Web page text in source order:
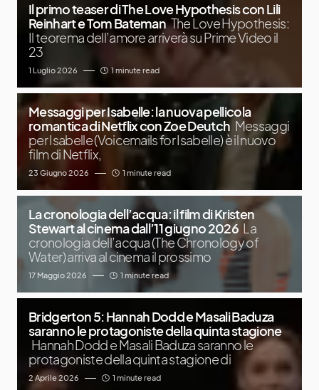
Il primo teaser di The Love Hypothesis con Lili
Reinhart e Tom Bateman The Love Hypothesis:
Il teorema dell’amore arriverà su Prime Video il
23
1 Luglio 2026 1 minute read
Messaggi per Isabelle: la nuova pellicola
romantica di Netflix con Zoe Deutch Messaggi
per Isabelle (Voicemails for Isabelle) è il nuovo
film di Netflix,
23 Giugno 2026 1 minute read
La cronologia dell’acqua: il film di Kristen
Stewart al cinema dall’11 giugno 2026 La
cronologia dell’acqua (The Chronology of
Water) arriva al cinema il prossimo
17 Maggio 2026 1 minute read
Bridgerton 5: Hannah Dodd e Masali Baduza
saranno le protagoniste della quinta stagione
Hannah Dodd e Masali Baduza saranno le
protagoniste della quinta stagione di
2 Aprile 2026 1 minute read